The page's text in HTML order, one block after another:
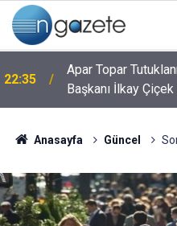
22:35
Apar Topar
Başkanı İlkay
Alınan Kararın
Anasayfa Güncel